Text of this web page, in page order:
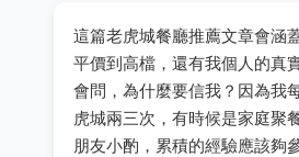
這篇老虎城餐廳推薦文章會涵
平價到高檔，還有我個人的真
會問，為什麼要信我？因為我
虎城兩三次，有時候是家庭聚
朋友小酌，累積的經驗應該夠